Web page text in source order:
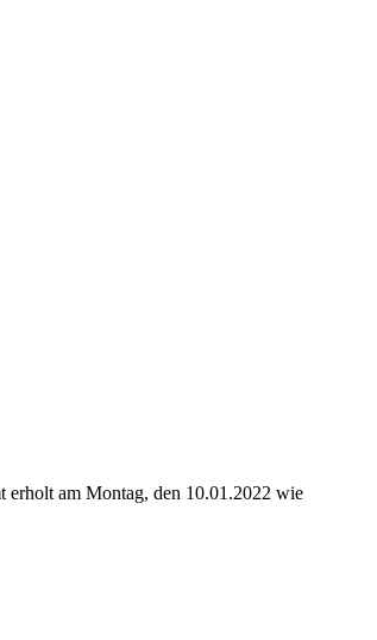
erholt am Montag, den 10.01.2022 wie